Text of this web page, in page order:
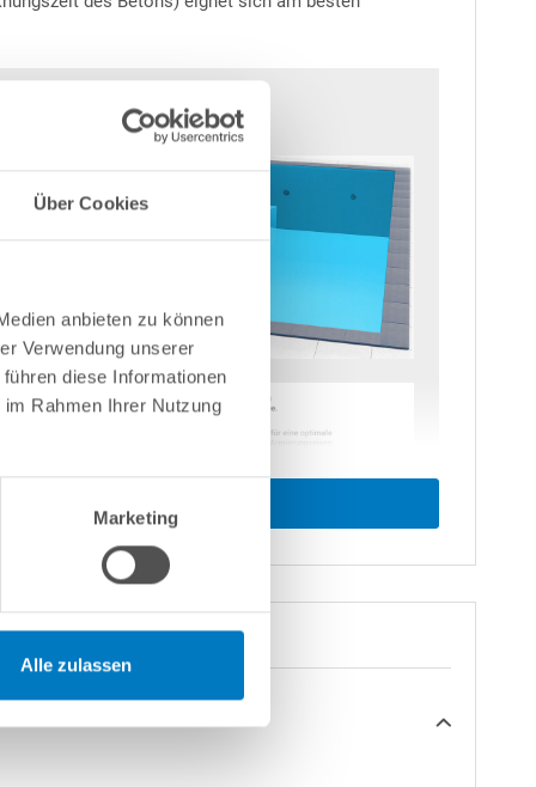
Über Cookies
anbieten zu können
Verwendung unserer
diese Informationen
Rahmen Ihrer Nutzung
Marketing
Alle zulassen